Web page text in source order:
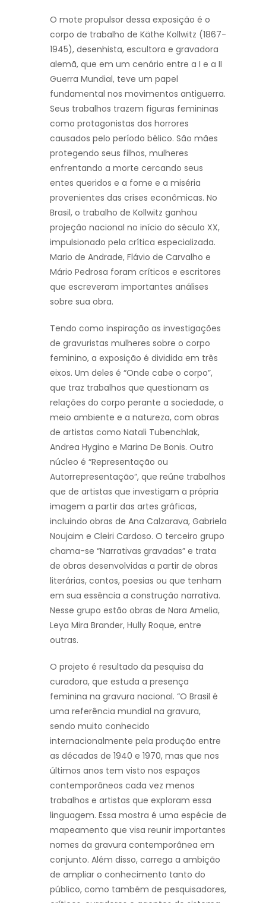
O mote propulsor dessa exposição é o
corpo de trabalho de Käthe Kollwitz (1867-
1945), desenhista, escultora e gravadora
alemã, que em um cenário entre a I e a II
Guerra Mundial, teve um papel
fundamental nos movimentos antiguerra.
Seus trabalhos trazem figuras femininas
como protagonistas dos horrores
causados pelo período bélico. São mães
protegendo seus filhos, mulheres
enfrentando a morte cercando seus
entes queridos e a fome e a miséria
provenientes das crises econômicas. No
Brasil, o trabalho de Kollwitz ganhou
projeção nacional no início do século XX,
impulsionado pela crítica especializada.
Mario de Andrade, Flávio de Carvalho e
Mário Pedrosa foram críticos e escritores
que escreveram importantes análises
sobre sua obra.
Tendo como inspiração as investigações
de gravuristas mulheres sobre o corpo
feminino, a exposição é dividida em três
eixos. Um deles é “Onde cabe o corpo”,
que traz trabalhos que questionam as
relações do corpo perante a sociedade, o
meio ambiente e a natureza, com obras
de artistas como Natali Tubenchlak,
Andrea Hygino e Marina De Bonis. Outro
núcleo é “Representação ou
Autorrepresentação”, que reúne trabalhos
que de artistas que investigam a própria
imagem a partir das artes gráficas,
incluindo obras de Ana Calzarava, Gabriela
Noujaim e Cleiri Cardoso. O terceiro grupo
chama-se “Narrativas gravadas” e trata
de obras desenvolvidas a partir de obras
literárias, contos, poesias ou que tenham
em sua essência a construção narrativa.
Nesse grupo estão obras de Nara Amelia,
Leya Mira Brander, Hully Roque, entre
outras.
O projeto é resultado da pesquisa da
curadora, que estuda a presença
feminina na gravura nacional. “O Brasil é
uma referência mundial na gravura,
sendo muito conhecido
internacionalmente pela produção entre
as décadas de 1940 e 1970, mas que nos
últimos anos tem visto nos espaços
contemporâneos cada vez menos
trabalhos e artistas que exploram essa
linguagem. Essa mostra é uma espécie de
mapeamento que visa reunir importantes
nomes da gravura contemporânea em
conjunto. Além disso, carrega a ambição
de ampliar o conhecimento tanto do
público, como também de pesquisadores,